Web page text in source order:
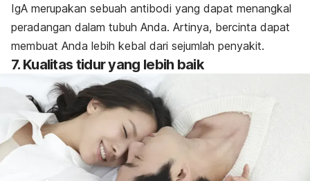
IgA merupakan sebuah antibodi yang dapat menangkal
peradangan dalam tubuh Anda. Artinya, bercinta dapat
membuat Anda lebih kebal dari sejumlah penyakit.
7. Kualitas tidur yang lebih baik